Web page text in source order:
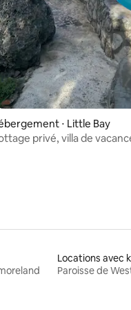
sur la base de 24
⋅ Little Bay
privé, villa de
Locations avec
Paroisse de